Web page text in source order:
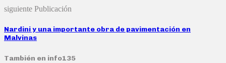
siguiente Publicación
Nardini y una importante obra de pavimentación en
Malvinas
También en info135